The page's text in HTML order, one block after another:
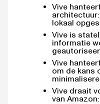
Vive
lokaal
Vive is
informatie
Vive
om de kans
Vive draait
van